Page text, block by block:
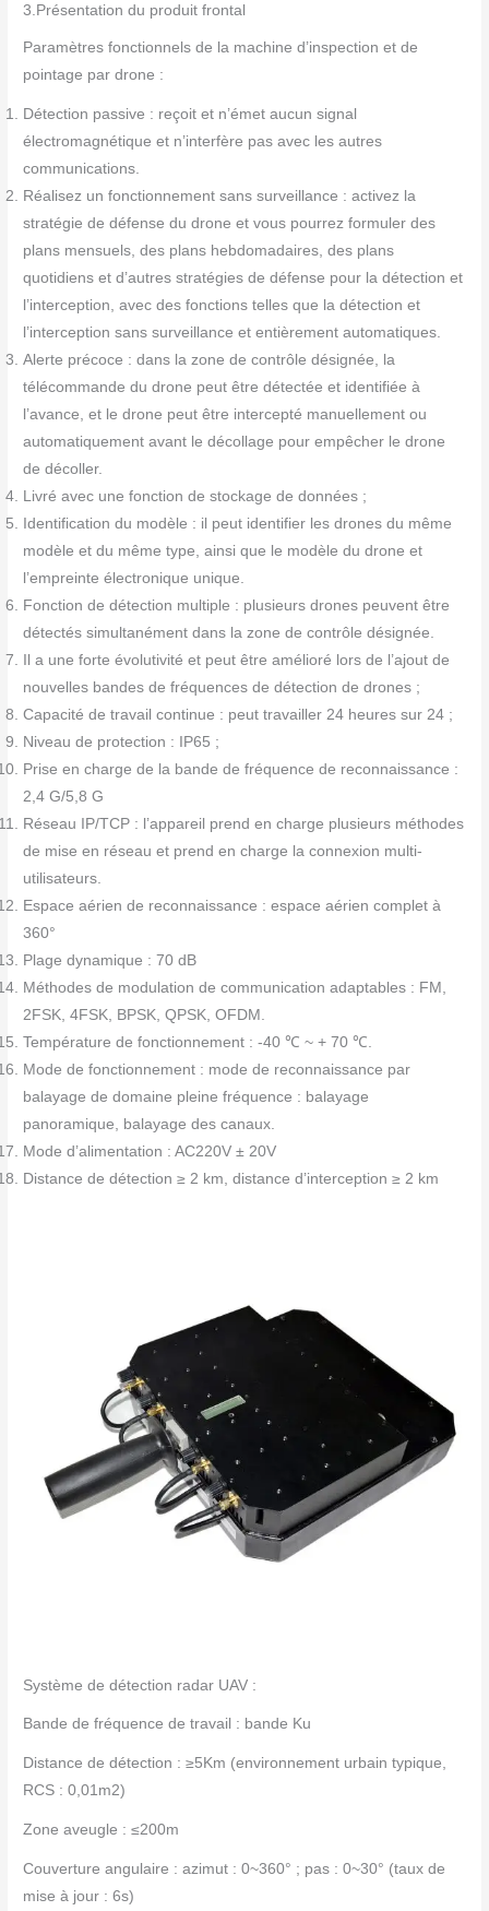
3.Présentation du produit frontal
Paramètres fonctionnels de la machine d’inspection et de
pointage par drone :
Détection passive : reçoit et n’émet aucun signal
électromagnétique et n’interfère pas avec les autres
communications.
Réalisez un fonctionnement sans surveillance : activez la
stratégie de défense du drone et vous pourrez formuler des
plans mensuels, des plans hebdomadaires, des plans
quotidiens et d’autres stratégies de défense pour la détection et
l’interception, avec des fonctions telles que la détection et
l’interception sans surveillance et entièrement automatiques.
Alerte précoce : dans la zone de contrôle désignée, la
télécommande du drone peut être détectée et identifiée à
l’avance, et le drone peut être intercepté manuellement ou
automatiquement avant le décollage pour empêcher le drone
de décoller.
Livré avec une fonction de stockage de données ;
Identification du modèle : il peut identifier les drones du même
modèle et du même type, ainsi que le modèle du drone et
l’empreinte électronique unique.
Fonction de détection multiple : plusieurs drones peuvent être
détectés simultanément dans la zone de contrôle désignée.
Il a une forte évolutivité et peut être amélioré lors de l’ajout de
nouvelles bandes de fréquences de détection de drones ;
Capacité de travail continue : peut travailler 24 heures sur 24 ;
Niveau de protection : IP65 ;
Prise en charge de la bande de fréquence de reconnaissance :
2,4 G/5,8 G
Réseau IP/TCP : l’appareil prend en charge plusieurs méthodes
de mise en réseau et prend en charge la connexion multi-
utilisateurs.
Espace aérien de reconnaissance : espace aérien complet à
360°
Plage dynamique : 70 dB
Méthodes de modulation de communication adaptables : FM,
2FSK, 4FSK, BPSK, QPSK, OFDM.
Température de fonctionnement : -40 ℃ ~ + 70 ℃.
Mode de fonctionnement : mode de reconnaissance par
balayage de domaine pleine fréquence : balayage
panoramique, balayage des canaux.
Mode d’alimentation : AC220V ± 20V
Distance de détection ≥ 2 km, distance d’interception ≥ 2 km
Système de détection radar UAV :
Bande de fréquence de travail : bande Ku
Distance de détection : ≥5Km (environnement urbain typique,
RCS : 0,01m2)
Zone aveugle : ≤200m
Couverture angulaire : azimut : 0~360° ; pas : 0~30° (taux de
mise à jour : 6s)